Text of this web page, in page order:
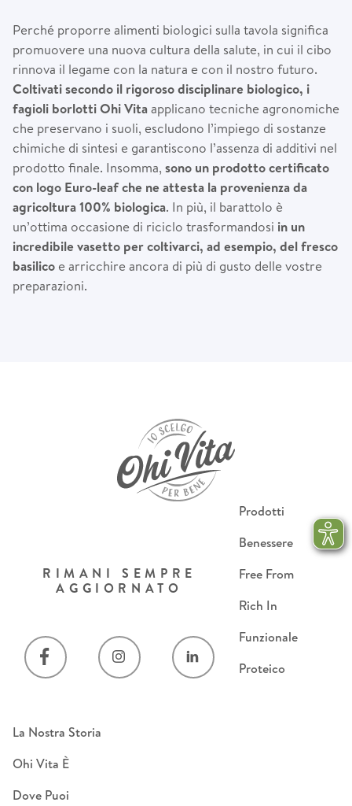
Perché proporre alimenti biologici sulla tavola significa
promuovere una nuova cultura della salute, in cui il cibo
rinnova il legame con la natura e con il nostro futuro.
Coltivati secondo il rigoroso disciplinare biologico, i
fagioli borlotti Ohi Vitaapplicano tecniche agronomiche
che preservano i suoli, escludono l’impiego di sostanze
chimiche di sintesi e garantiscono l’assenza di additivi nel
prodotto finale. Insomma, sono un prodotto certificato
con logo Euro-leaf che ne attesta la provenienza da
agricoltura 100% biologica. In più, il barattolo è
un’ottima occasione di riciclo trasformandosi in un
incredibile vasetto per coltivarci, ad esempio, del fresco
basilico e arricchire ancora di più di gusto delle vostre
preparazioni.
Prodotti
Benessere
Free From
Rich In
Funzionale
Proteico
La Nostra Storia
Ohi Vita È
Dove Puoi
RIMANI SEMPRE
AGGIORNATO